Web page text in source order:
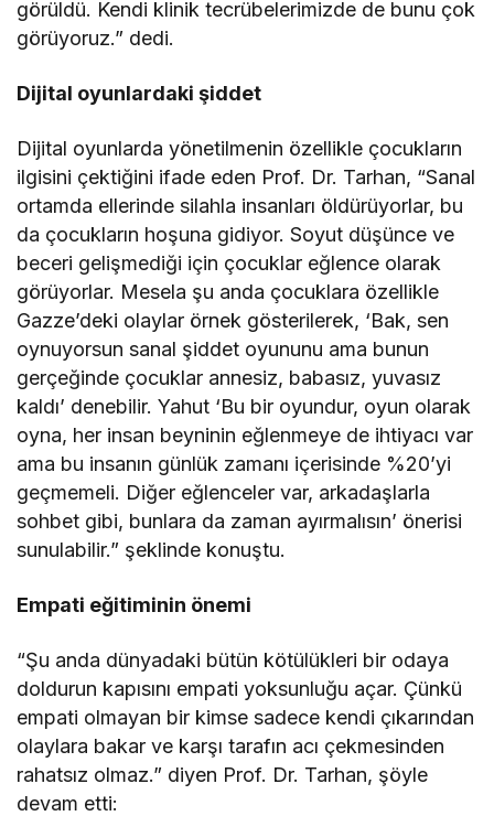
görüldü. Kendi klinik tecrübelerimizde de bunu çok
görüyoruz.” dedi.
Dijital oyunlardaki şiddet
Dijital oyunlarda yönetilmenin özellikle çocukların
ilgisini çektiğini ifade eden Prof. Dr. Tarhan, “Sanal
ortamda ellerinde silahla insanları öldürüyorlar, bu
da çocukların hoşuna gidiyor. Soyut düşünce ve
beceri gelişmediği için çocuklar eğlence olarak
görüyorlar. Mesela şu anda çocuklara özellikle
Gazze’deki olaylar örnek gösterilerek, ‘Bak, sen
oynuyorsun sanal şiddet oyununu ama bunun
gerçeğinde çocuklar annesiz, babasız, yuvasız
kaldı’ denebilir. Yahut ‘Bu bir oyundur, oyun olarak
oyna, her insan beyninin eğlenmeye de ihtiyacı var
ama bu insanın günlük zamanı içerisinde %20’yi
geçmemeli. Diğer eğlenceler var, arkadaşlarla
sohbet gibi, bunlara da zaman ayırmalısın’ önerisi
sunulabilir.” şeklinde konuştu.
Empati eğitiminin önemi
“Şu anda dünyadaki bütün kötülükleri bir odaya
doldurun kapısını empati yoksunluğu açar. Çünkü
empati olmayan bir kimse sadece kendi çıkarından
olaylara bakar ve karşı tarafın acı çekmesinden
rahatsız olmaz.” diyen Prof. Dr. Tarhan, şöyle
devam etti: